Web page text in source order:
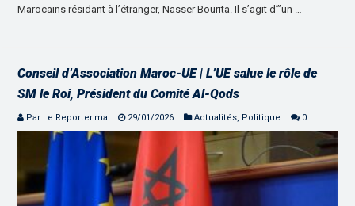
Marocains résidant à l’étranger, Nasser Bourita. Il s’agit d’”un …
Conseil d’Association Maroc-UE | L’UE salue le rôle de
SM le Roi, Président du Comité Al-Qods
Par Le Reporter.ma 29/01/2026 Actualités, Politique 0